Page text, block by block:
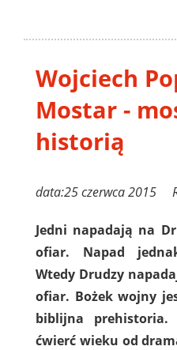
Wojciech
Mostar -
historią
data:25 czerwca 2015
Jedni napadają na
ofiar. Napad
Wtedy Drudzy
ofiar. Bożek wojny
biblijna prehistoria.
ćwierć wieku od